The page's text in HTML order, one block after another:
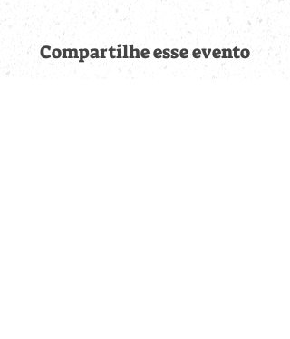
Compartilhe esse evento